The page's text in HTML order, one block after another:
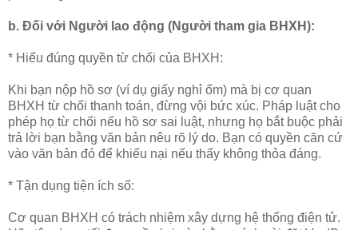
b. Đối với Người lao động (Người tham gia BHXH):
* Hiểu đúng quyền từ chối của BHXH:
Khi bạn nộp hồ sơ (ví dụ giấy nghỉ ốm) mà bị cơ quan
BHXH từ chối thanh toán, đừng vội bức xúc. Pháp luật cho
phép họ từ chối nếu hồ sơ sai luật, nhưng họ bắt buộc phải
trả lời bạn bằng văn bản nêu rõ lý do. Bạn có quyền căn cứ
vào văn bản đó để khiếu nại nếu thấy không thỏa đáng.
* Tận dụng tiện ích số:
Cơ quan BHXH có trách nhiệm xây dựng hệ thống điện tử.